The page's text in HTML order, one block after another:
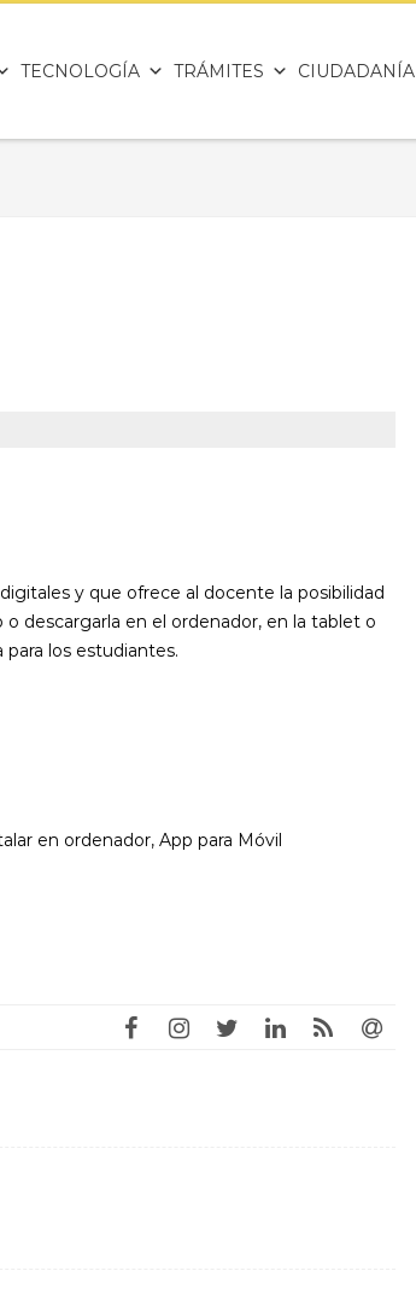
TECNOLOGÍA TRÁMITES CIUDADANÍA
y que ofrece al docente la posibilidad
descargarla en el ordenador, en la tablet o
los estudiantes.
en ordenador, App para Móvil